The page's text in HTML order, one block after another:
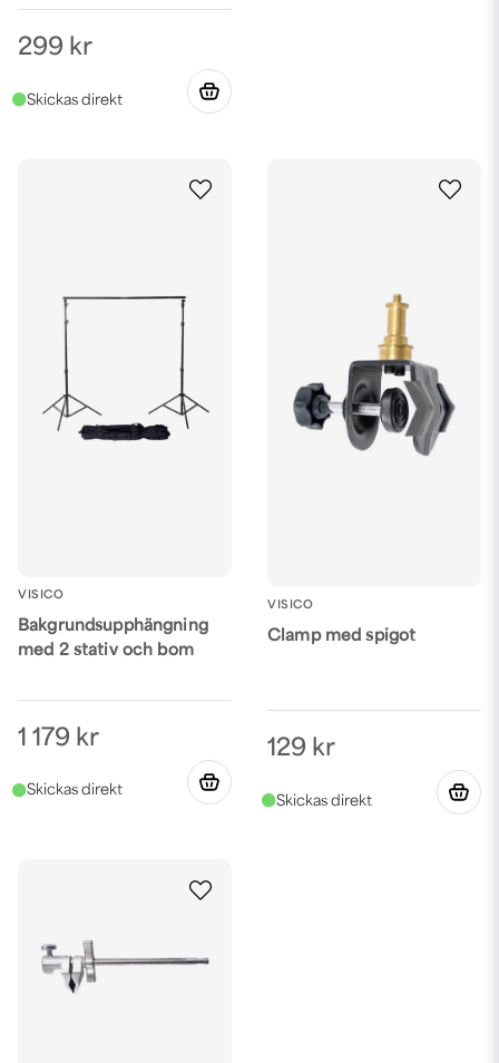
299 kr
VISICO
Bakgrundsupphängning
med 2 stativ och bom
1 179 kr
VISICO
Clamp med spigot
129 kr